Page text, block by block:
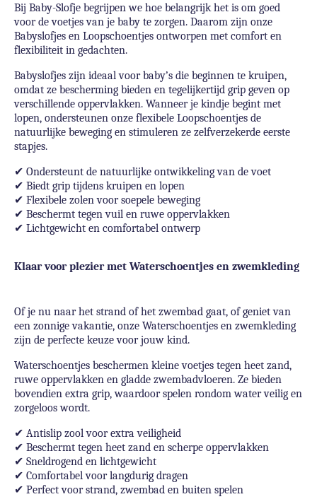
Bij Baby-Slofje begrijpen we hoe belangrijk het is om goed
voor de voetjes van je baby te zorgen. Daarom zijn onze
Babyslofjes en Loopschoentjes ontworpen met comfort en
flexibiliteit in gedachten.
Babyslofjes zijn ideaal voor baby’s die beginnen te kruipen,
omdat ze bescherming bieden en tegelijkertijd grip geven op
verschillende oppervlakken. Wanneer je kindje begint met
lopen, ondersteunen onze flexibele Loopschoentjes de
natuurlijke beweging en stimuleren ze zelfverzekerde eerste
stapjes.
✔ Ondersteunt de natuurlijke ontwikkeling van de voet
✔ Biedt grip tijdens kruipen en lopen
✔ Flexibele zolen voor soepele beweging
✔ Beschermt tegen vuil en ruwe oppervlakken
✔ Lichtgewicht en comfortabel ontwerp
Klaar voor plezier met Waterschoentjes en zwemkleding
Of je nu naar het strand of het zwembad gaat, of geniet van
een zonnige vakantie, onze Waterschoentjes en zwemkleding
zijn de perfecte keuze voor jouw kind.
Waterschoentjes beschermen kleine voetjes tegen heet zand,
ruwe oppervlakken en gladde zwembadvloeren. Ze bieden
bovendien extra grip, waardoor spelen rondom water veilig en
zorgeloos wordt.
✔ Antislip zool voor extra veiligheid
✔ Beschermt tegen heet zand en scherpe oppervlakken
✔ Sneldrogend en lichtgewicht
✔ Comfortabel voor langdurig dragen
✔ Perfect voor strand, zwembad en buiten spelen